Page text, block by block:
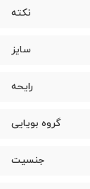
نکته
سایز
رایحه
گروه بویایی
جنسیت